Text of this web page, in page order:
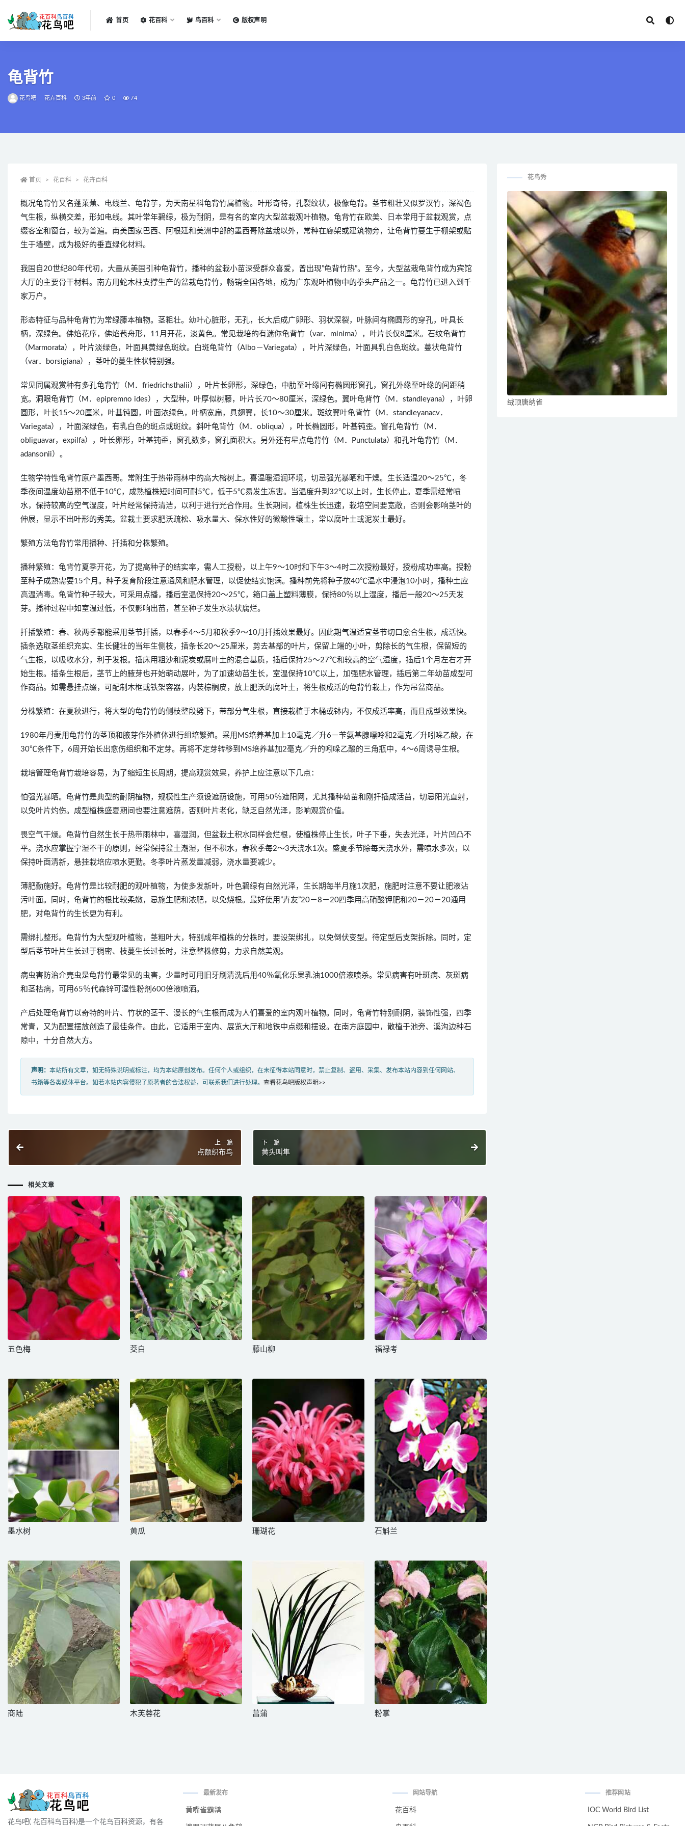
首页 花百科 鸟百科 版权声明
龟背竹
花鸟吧 花卉百科 3年前 0 74
首页 花百科 花卉百科
概况龟背竹又名蓬莱蕉、电线兰、龟背芋，为天南星科龟背竹属植物。叶形奇特，孔裂纹状，极像龟背。茎节粗壮又似罗汉竹，深褐色
气生根，纵横交差，形如电线。其叶常年碧绿，极为耐阴，是有名的室内大型盆栽观叶植物。龟背竹在欧美、日本常用于盆栽观赏，点
缀客室和窗台，较为普遍。南美国家巴西、阿根廷和美洲中部的墨西哥除盆栽以外，常种在廊架或建筑物旁，让龟背竹蔓生于棚架或贴
生于墙壁，成为极好的垂直绿化材料。
我国自20世纪80年代初，大量从美国引种龟背竹，播种的盆栽小苗深受群众喜爱，曾出现”龟背竹热”。至今，大型盆栽龟背竹成为宾馆
大厅的主要骨干材料。南方用蛇木柱支撑生产的盆栽龟背竹，畅销全国各地，成为广东观叶植物中的拳头产品之一。龟背竹已进入到千
家万户。
形态特征与品种龟背竹为常绿藤本植物。茎粗壮。幼叶心脏形，无孔，长大后成广卵形、羽状深裂，叶脉间有椭圆形的穿孔，叶具长
柄，深绿色。佛焰花序，佛焰苞舟形，11月开花，淡黄色。常见栽培的有迷你龟背竹（var．minima），叶片长仅8厘米。石纹龟背竹
（Marmorata），叶片淡绿色，叶面具黄绿色斑纹。白斑龟背竹（Albo－Variegata），叶片深绿色，叶面具乳白色斑纹。蔓状龟背竹
（var．borsigiana），茎叶的蔓生性状特别强。
常见同属观赏种有多孔龟背竹（M．friedrichsthalii），叶片长卵形，深绿色，中肋至叶缘间有椭圆形窗孔，窗孔外缘至叶缘的间距稍
宽。洞眼龟背竹（M．epipremno ides），大型种，叶厚似树藤，叶片长70～80厘米，深绿色。翼叶龟背竹（M．standleyana），叶卵
圆形，叶长15～20厘米，叶基钝圆，叶面浓绿色，叶柄宽扁，具翅翼，长10～30厘米。斑纹翼叶龟背竹（M．standleyanacv．
Variegata），叶面深绿色，有乳白色的斑点或斑纹。斜叶龟背竹（M．obliqua），叶长椭圆形，叶基钝歪。窗孔龟背竹（M．
obliguavar，expilfa），叶长卵形，叶基钝歪，窗孔数多，窗孔面积大。另外还有星点龟背竹（M．Punctulata）和孔叶龟背竹（M．
adansonii）。
生物学特性龟背竹原产墨西哥。常附生于热带雨林中的高大榕树上。喜温暖湿润环境，切忌强光暴晒和干燥。生长适温20～25℃，冬
季夜间温度幼苗期不低于10℃，成熟植株短时间可耐5℃，低于5℃易发生冻害。当温度升到32℃以上时，生长停止。夏季需经常喷
水，保持较高的空气湿度，叶片经常保持清洁，以利于进行光合作用。生长期间，植株生长迅速，栽培空间要宽敞，否则会影响茎叶的
伸展，显示不出叶形的秀美。盆栽土要求肥沃疏松、吸水量大、保水性好的微酸性壤土，常以腐叶土或泥炭土最好。
繁殖方法龟背竹常用播种、扦插和分株繁殖。
播种繁殖：龟背竹夏季开花，为了提高种子的结实率，需人工授粉，以上午9～10时和下午3～4时二次授粉最好，授粉成功率高。授粉
至种子成熟需要15个月。种子发育阶段注意通风和肥水管理，以促使结实饱满。播种前先将种子放40℃温水中浸泡10小时，播种土应
高温消毒。龟背竹种子较大，可采用点播，播后室温保持20～25℃，箱口盖上塑料薄膜，保持80％以上湿度，播后一般20～25天发
芽。播种过程中如室温过低，不仅影响出苗，甚至种子发生水渍状腐烂。
扦插繁殖：春、秋两季都能采用茎节扦插，以春季4～5月和秋季9～10月扦插效果最好。因此期气温适宜茎节切口愈合生根，成活快。
插条选取茎组织充实、生长健壮的当年生侧枝，插条长20～25厘米，剪去基部的叶片，保留上端的小叶，剪除长的气生根，保留短的
气生根，以吸收水分，利于发根。插床用粗沙和泥炭或腐叶土的混合基质，插后保持25～27℃和较高的空气湿度，插后1个月左右才开
始生根。插条生根后，茎节上的腋芽也开始萌动展叶，为了加速幼苗生长，室温保持10℃以上，加强肥水管理，插后第二年幼苗成型可
作商品。如需悬挂点缀，可配制木框或铁架容器，内装棕榈皮，放上肥沃的腐叶土，将生根成活的龟背竹栽上，作为吊盆商品。
分株繁殖：在夏秋进行，将大型的龟背竹的侧枝整段劈下，带部分气生根，直接栽植于木桶或钵内，不仅成活率高，而且成型效果快。
1980年丹麦用龟背竹的茎顶和腋芽作外植体进行组培繁殖。采用MS培养基加上10毫克／升6－苄氨基腺嘌呤和2毫克／升吲哚乙酸，在
30℃条件下，6周开始长出愈伤组织和不定芽。再将不定芽转移到MS培养基加2毫克／升的吲哚乙酸的三角瓶中，4～6周诱导生根。
栽培管理龟背竹栽培容易，为了缩短生长周期，提高观赏效果，养护上应注意以下几点：
怕强光暴晒。龟背竹是典型的耐阴植物，规模性生产须设遮荫设施，可用50％遮阳网，尤其播种幼苗和刚扦插成活苗，切忌阳光直射，
以免叶片灼伤。成型植株盛夏期间也要注意遮荫，否则叶片老化，缺乏自然光泽，影响观赏价值。
畏空气干燥。龟背竹自然生长于热带雨林中，喜湿润，但盆栽土积水同样会烂根，使植株停止生长，叶子下垂，失去光泽，叶片凹凸不
平。浇水应掌握宁湿不干的原则，经常保持盆土潮湿，但不积水，春秋季每2～3天浇水1次。盛夏季节除每天浇水外，需喷水多次，以
保持叶面清新，悬挂栽培应喷水更勤。冬季叶片蒸发量减弱，浇水量要减少。
薄肥勤施好。龟背竹是比较耐肥的观叶植物，为使多发新叶，叶色碧绿有自然光泽，生长期每半月施1次肥，施肥时注意不要让肥液沾
污叶面。同时，龟背竹的根比较柔嫩，忌施生肥和浓肥，以免烧根。最好使用”卉友”20－8－20四季用高硝酸钾肥和20－20－20通用
肥，对龟背竹的生长更为有利。
需绑扎整形。龟背竹为大型观叶植物，茎粗叶大，特别成年植株的分株时，要设架绑扎，以免倒伏变型。待定型后支架拆除。同时，定
型后茎节叶片生长过于稠密、枝蔓生长过长时，注意整株修剪，力求自然美观。
病虫害防治介壳虫是龟背竹最常见的虫害，少量时可用旧牙刷清洗后用40％氧化乐果乳油1000倍液喷杀。常见病害有叶斑病、灰斑病
和茎枯病，可用65％代森锌可湿性粉剂600倍液喷洒。
产后处理龟背竹以奇特的叶片、竹状的茎干、漫长的气生根而成为人们喜爱的室内观叶植物。同时，龟背竹特别耐阴，装饰性强，四季
常青，又为配置摆放创造了最佳条件。由此，它适用于室内、展览大厅和地铁中点缀和摆设。在南方庭园中，散植于池旁、溪沟边种石
隙中，十分自然大方。
声明： 本站所有文章，如无特殊说明或标注，均为本站原创发布。任何个人或组织，在未征得本站同意时，禁止复制、盗用、采集、发布本站内容到任何网站、
书籍等各类媒体平台。如若本站内容侵犯了原著者的合法权益，可联系我们进行处理。 查看花鸟吧版权声明>>
上一篇
点额织布鸟
下一篇
黄头叫隼
相关文章
五色梅 茭白 藤山柳 福禄考
墨水树 黄瓜 珊瑚花 石斛兰
商陆 木芙蓉花 菖蒲 粉掌
花鸟秀
绒顶唐纳雀
花鸟吧( 花百科鸟百科)是一个花鸟百科资源，有各
最新发布
黄嘴雀霸鹟
网站导航
花百科
推荐网站
IOC World Bird List